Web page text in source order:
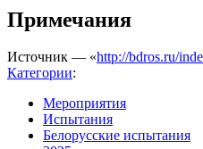
Примечания
Источник — «http://bdros.ru/
Категории:
Мероприятия
Испытания
Белорусские испытания